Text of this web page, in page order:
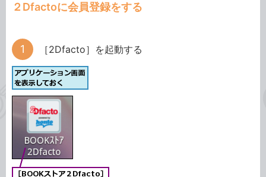
２Dfactoに会員登録をする
［2Dfacto］を起動する